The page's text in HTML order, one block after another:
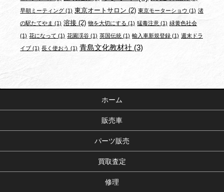
早朝ミーティング (1) 東京オートサロン (2) 東京モーターショウ (1) 渚
の駅たてやま (1) 溶接 (2) 物を大切にする (1) 猛毒注意 (1) 緑黄色社会
(1) 花になって (1) 花園渓谷 (1) 英国伝統 (1) 輸入車新規登録(1) 週末ドラ
イブ (1) 長く使おう (1) 青島文化教材社 (3)
ホーム
販売車
パーツ販売
買取査定
修理